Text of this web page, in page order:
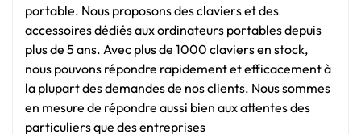
portable. Nous proposons des claviers et des
accessoires dédiés aux ordinateurs portables depuis
plus de 5 ans. Avec plus de 1000 claviers en stock,
nous pouvons répondre rapidement et efficacement à
la plupart des demandes de nos clients. Nous sommes
en mesure de répondre aussi bien aux attentes des
particuliers que des entreprises